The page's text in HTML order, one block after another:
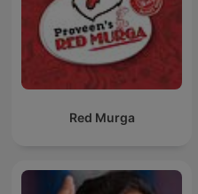
Red Murga